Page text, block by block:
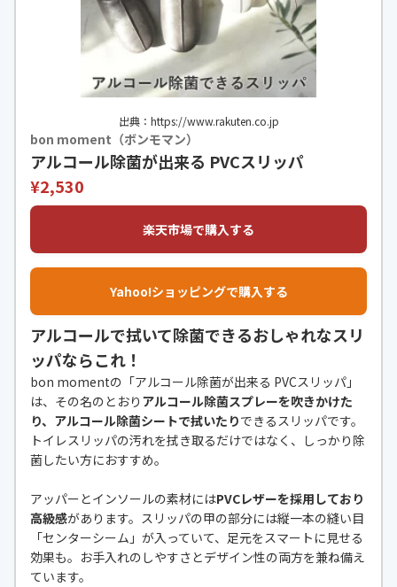
出典：https://www.rakuten.co.jp
bon moment（ボンモマン）
アルコール除菌が出来る PVCスリッパ
¥2,530
楽天市場で購入する
Yahoo!ショッピングで購入する
アルコールで拭いて除菌できるおしゃれなスリ
ッパならこれ！
bon momentの「アルコール除菌が出来る PVCスリッパ」
は、その名のとおり アルコール除菌スプレーを吹きかけた
り、アルコール除菌シートで拭いたりできるスリッパです。
トイレスリッパの汚れを拭き取るだけではなく、しっかり除
菌したい方におすすめ。
アッパーとインソールの素材にはPVCレザーを採用しており
高級感があります。スリッパの甲の部分には縦一本の縫い目
「センターシーム」が入っていて、足元をスマートに見せる
効果も。お手入れのしやすさとデザイン性の両方を兼ね備え
ています。